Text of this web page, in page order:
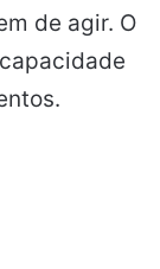
de agir. O